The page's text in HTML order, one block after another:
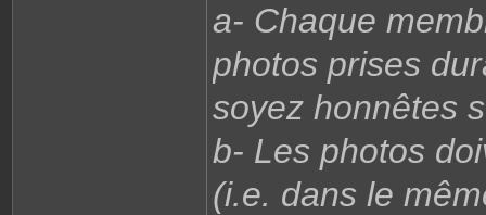
a- Chaque
photos prises
soyez honnêtes
b- Les photos
(i.e. dans le